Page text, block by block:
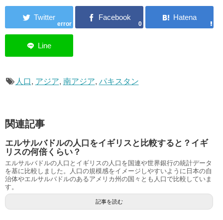
error 0
人口, アジア, 南アジア, パキスタン
関連記事
エルサルバドルの人口をイギリスと比較すると？イギ
リスの何倍くらい？
エルサルバドルの人口とイギリスの人口を国連や世界銀行の統計データ
を基に比較しました。人口の規模感をイメージしやすいように日本の自
治体やエルサルバドルのあるアメリカ州の国々とも人口で比較していま
す。
記事を読む